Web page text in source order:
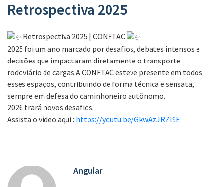
Retrospectiva 2025
Retrospectiva 2025 | CONFTAC
2025 foi um ano marcado por desafios, debates intensos e
decisões que impactaram diretamente o transporte
rodoviário de cargas.A CONFTAC esteve presente em todos
esses espaços, contribuindo de forma técnica e sensata,
sempre em defesa do caminhoneiro autônomo.
2026 trará novos desafios.
Assista o vídeo aqui : https://youtu.be/GkwAzJRZl9E
Angular